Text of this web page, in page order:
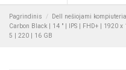
Pagrindinis Dell nešiojami
Carbon Black | 14 " | IPS | FHD+ | 1920
5 | 220 | 16 GB